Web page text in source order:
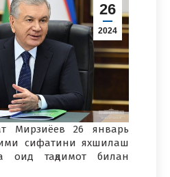
26
2024
Мирзиёев 26 январь
сифатини яхшилаш
оид тақдимот билан